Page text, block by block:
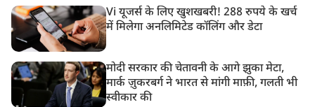
Vi यूजर्स के लिए खुशखबरी! 288 रुपये के खर्च
में मिलेगा अनलिमिटेड कॉलिंग और डेटा
मोदी सरकार की चेतावनी के आगे झुका मेटा,
मार्क ज़ुकरबर्ग ने भारत से मांगी माफ़ी, गलती भी
स्वीकार की